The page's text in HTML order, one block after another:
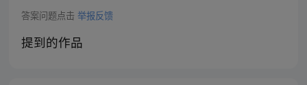
答案问题点击 举报反馈
提到的作品